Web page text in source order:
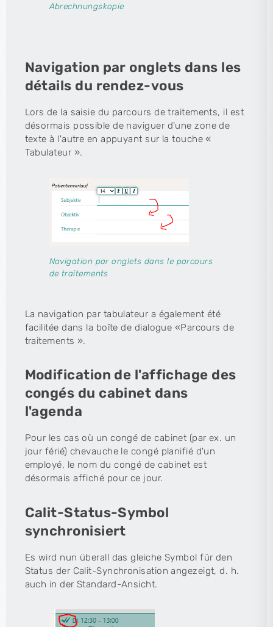
Abrechnungskopie
Navigation par onglets dans les
détails du rendez-vous
Lors de la saisie du parcours de traitements, il est
désormais possible de naviguer d'une zone de
texte à l'autre en appuyant sur la touche «
Tabulateur ».
Navigation par onglets dans le parcours
de traitements
La navigation par tabulateur a également été
facilitée dans la boîte de dialogue «Parcours de
traitements ».
Modification de l'affichage des
congés du cabinet dans
l'agenda
Pour les cas où un congé de cabinet (par ex. un
jour férié) chevauche le congé planifié d'un
employé, le nom du congé de cabinet est
désormais affiché pour ce jour.
Calit-Status-Symbol
synchronisiert
Es wird nun überall das gleiche Symbol für den
Status der Calit-Synchronisation angezeigt, d. h.
auch in der Standard-Ansicht.